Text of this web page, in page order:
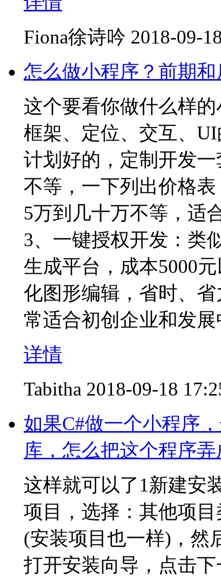
Fiona徐诗吟 2018-09-
怎么做小程序？前期
这个要看你做什么样
框架、定位、交互、
计划好的，定制开发
不等，一下列出价格
5万到几十万不等，适
3、一键授权开发：类
生成平台，成本5000
化图形编辑，省时、
常适合初创企业和发
详情
Tabitha 2018-09-18
如果C#做一个小程序
库，怎么把这个程序
这样就可以了1新建安
项目，选择：其他项
(安装项目也一样)，然
打开安装向导，点击